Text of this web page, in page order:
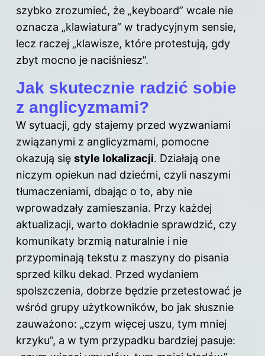
szybko zrozumieć, że „keyboard” wcale nie
oznacza „klawiatura” w tradycyjnym sensie,
lecz raczej „klawisze, które protestują, gdy
zbyt mocno je naciśniesz”.
Jak skutecznie radzić sobie
z anglicyzmami?
W sytuacji, gdy stajemy przed wyzwaniami
związanymi z anglicyzmami, pomocne
okazują się style lokalizacji. Działają one
niczym opiekun nad dziećmi, czyli naszymi
tłumaczeniami, dbając o to, aby nie
wprowadzały zamieszania. Przy każdej
aktualizacji, warto dokładnie sprawdzić, czy
komunikaty brzmią naturalnie i nie
przypominają tekstu z maszyny do pisania
sprzed kilku dekad. Przed wydaniem
spolszczenia, dobrze będzie przetestować je
wśród grupy użytkowników, bo jak słusznie
zauważono: „czym więcej uszu, tym mniej
krzyku”, a w tym przypadku bardziej pasuje: